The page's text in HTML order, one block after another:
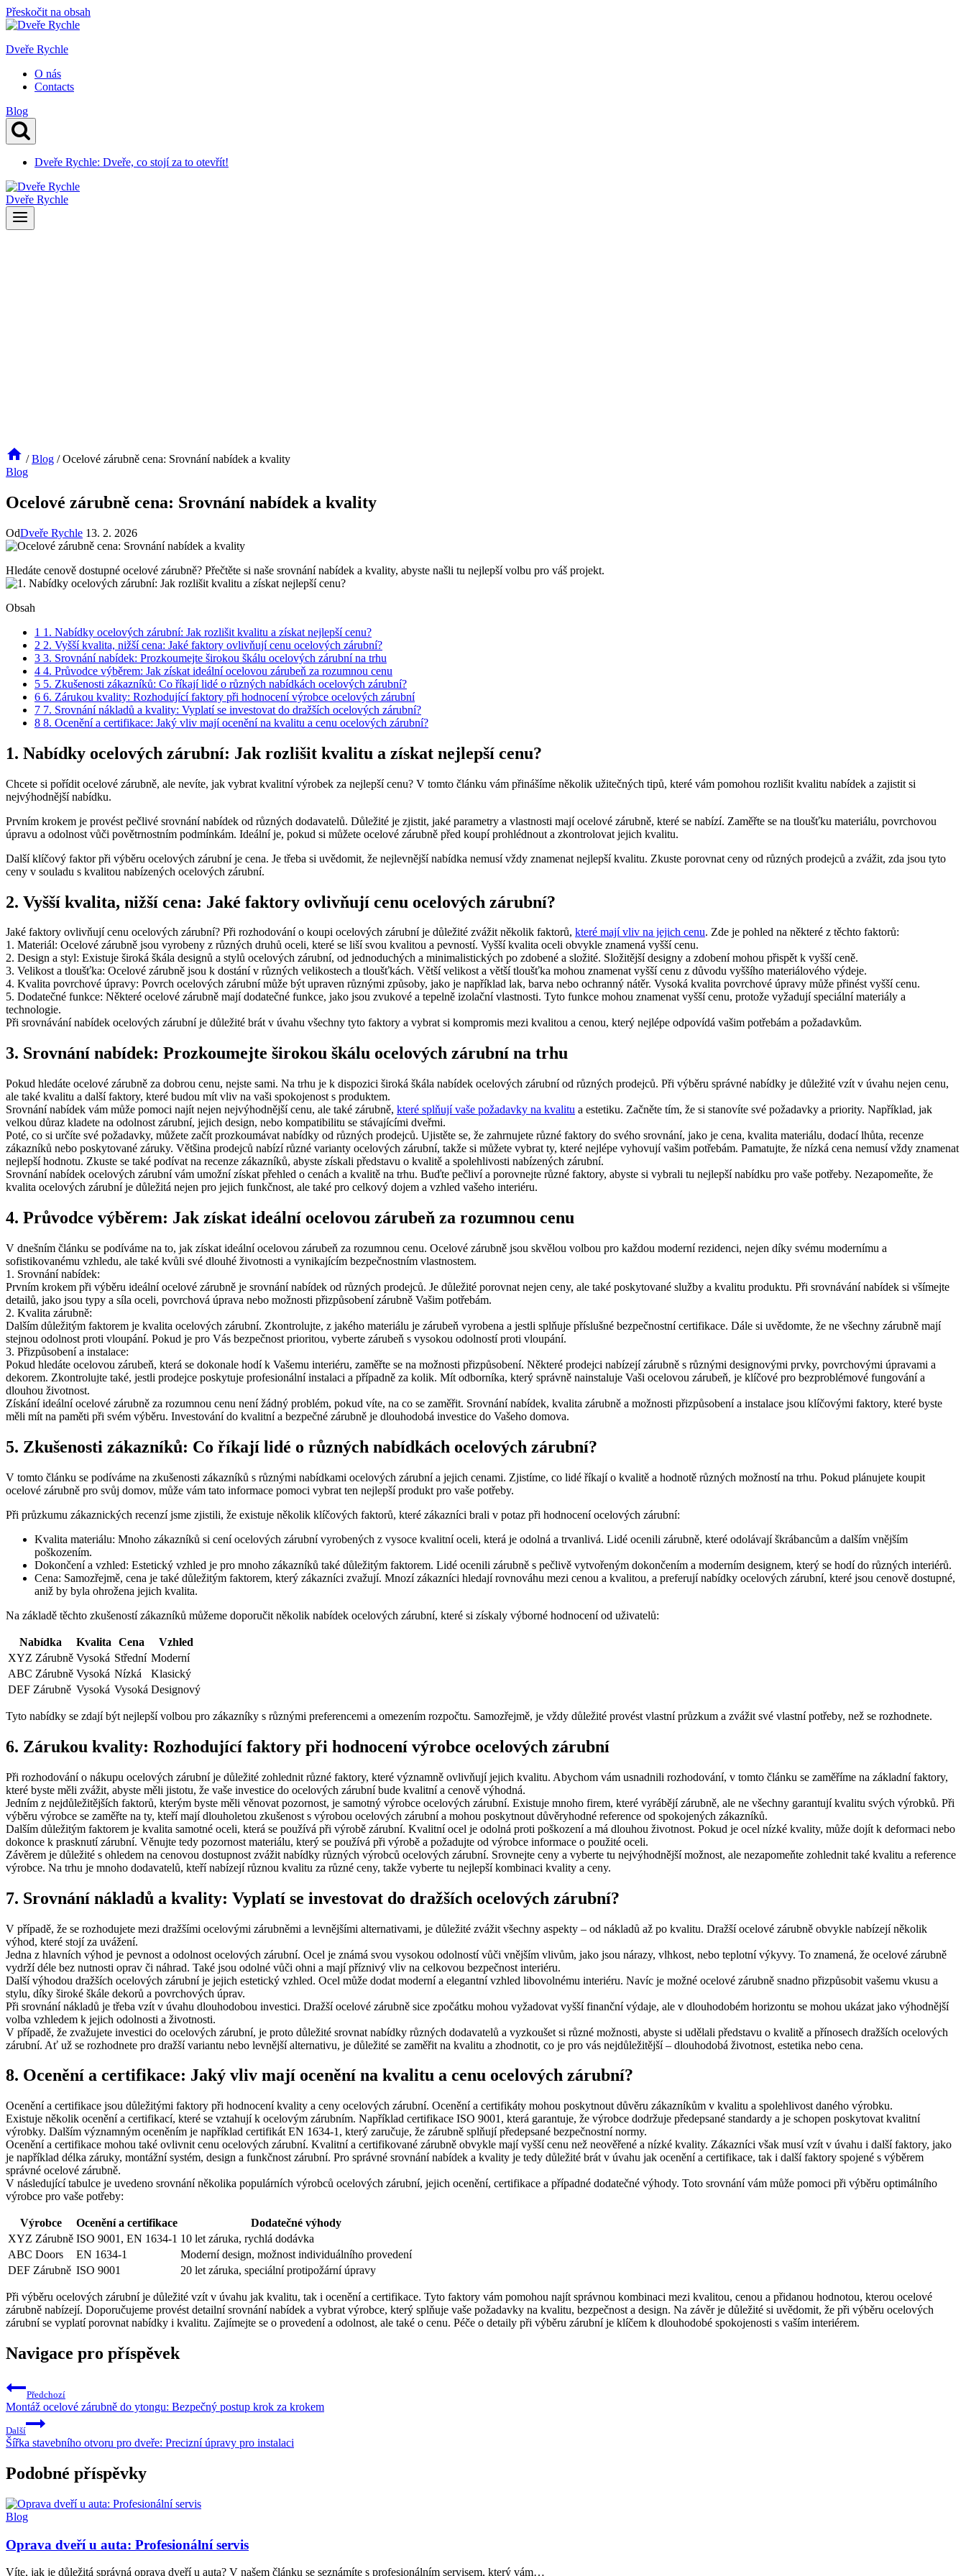
Přeskočit na obsah
Dveře Rychle
O nás
Contacts
Blog
Dveře Rychle: Dveře, co stojí za to otevřít!
Dveře Rychle
/ Blog / Ocelové zárubně cena: Srovnání nabídek a kvality
Blog
Ocelové zárubně cena: Srovnání nabídek a kvality
OdDveře Rychle 13. 2. 2026
Hledáte cenově dostupné ocelové zárubně? Přečtěte si naše srovnání nabídek a kvality, abyste našli tu nejlepší volbu pro váš projekt.
Obsah
1 1. Nabídky ocelových zárubní: Jak rozlišit kvalitu a získat nejlepší cenu?
2 2. Vyšší kvalita, nižší cena: Jaké faktory ovlivňují cenu ocelových zárubní?
3 3. Srovnání nabídek: Prozkoumejte širokou škálu ocelových zárubní na trhu
4 4. Průvodce výběrem: Jak získat ideální ocelovou zárubeň za rozumnou cenu
5 5. Zkušenosti zákazníků: Co říkají lidé o různých nabídkách ocelových zárubní?
6 6. Zárukou kvality: Rozhodující faktory při hodnocení výrobce ocelových zárubní
7 7. Srovnání nákladů a kvality: Vyplatí se investovat do dražších ocelových zárubní?
8 8. Ocenění a certifikace: Jaký vliv mají ocenění na kvalitu a cenu ocelových zárubní?
1. Nabídky ocelových zárubní: Jak rozlišit kvalitu a získat nejlepší cenu?
Chcete si pořídit ocelové zárubně, ale nevíte, jak vybrat kvalitní výrobek za nejlepší cenu? V tomto článku vám přinášíme několik užitečných tipů, které vám pomohou rozlišit kvalitu nabídek a zajistit si
nejvýhodnější nabídku.
Prvním krokem je provést pečlivé srovnání nabídek od různých dodavatelů. Důležité je zjistit, jaké parametry a vlastnosti mají ocelové zárubně, které se nabízí. Zaměřte se na tloušťku materiálu, povrchovou
úpravu a odolnost vůči povětrnostním podmínkám. Ideální je, pokud si můžete ocelové zárubně před koupí prohlédnout a zkontrolovat jejich kvalitu.
Další klíčový faktor při výběru ocelových zárubní je cena. Je třeba si uvědomit, že nejlevnější nabídka nemusí vždy znamenat nejlepší kvalitu. Zkuste porovnat ceny od různých prodejců a zvážit, zda jsou tyto
ceny v souladu s kvalitou nabízených ocelových zárubní.
2. Vyšší kvalita, nižší cena: Jaké faktory ovlivňují cenu ocelových zárubní?
Jaké faktory ovlivňují cenu ocelových zárubní? Při rozhodování o koupi ocelových zárubní je důležité zvážit několik faktorů, které mají vliv na jejich cenu. Zde je pohled na některé z těchto faktorů:
1. Materiál: Ocelové zárubně jsou vyrobeny z různých druhů oceli, které se liší svou kvalitou a pevností. Vyšší kvalita oceli obvykle znamená vyšší cenu.
2. Design a styl: Existuje široká škála designů a stylů ocelových zárubní, od jednoduchých a minimalistických po zdobené a složité. Složitější designy a zdobení mohou přispět k vyšší ceně.
3. Velikost a tloušťka: Ocelové zárubně jsou k dostání v různých velikostech a tloušťkách. Větší velikost a větší tloušťka mohou znamenat vyšší cenu z důvodu vyššího materiálového výdeje.
4. Kvalita povrchové úpravy: Povrch ocelových zárubní může být upraven různými způsoby, jako je například lak, barva nebo ochranný nátěr. Vysoká kvalita povrchové úpravy může přinést vyšší cenu.
5. Dodatečné funkce: Některé ocelové zárubně mají dodatečné funkce, jako jsou zvukové a tepelně izolační vlastnosti. Tyto funkce mohou znamenat vyšší cenu, protože vyžadují speciální materiály a
technologie.
Při srovnávání nabídek ocelových zárubní je důležité brát v úvahu všechny tyto faktory a vybrat si kompromis mezi kvalitou a cenou, který nejlépe odpovídá vašim potřebám a požadavkům.
3. Srovnání nabídek: Prozkoumejte širokou škálu ocelových zárubní na trhu
Pokud hledáte ocelové zárubně za dobrou cenu, nejste sami. Na trhu je k dispozici široká škála nabídek ocelových zárubní od různých prodejců. Při výběru správné nabídky je důležité vzít v úvahu nejen cenu,
ale také kvalitu a další faktory, které budou mít vliv na vaši spokojenost s produktem.
Srovnání nabídek vám může pomoci najít nejen nejvýhodnější cenu, ale také zárubně, které splňují vaše požadavky na kvalitu a estetiku. Začněte tím, že si stanovíte své požadavky a priority. Například, jak
velkou důraz kladete na odolnost zárubní, jejich design, nebo kompatibilitu se stávajícími dveřmi.
Poté, co si určíte své požadavky, můžete začít prozkoumávat nabídky od různých prodejců. Ujistěte se, že zahrnujete různé faktory do svého srovnání, jako je cena, kvalita materiálu, dodací lhůta, recenze
zákazníků nebo poskytované záruky. Většina prodejců nabízí různé varianty ocelových zárubní, takže si můžete vybrat ty, které nejlépe vyhovují vašim potřebám. Pamatujte, že nízká cena nemusí vždy znamenat
nejlepší hodnotu. Zkuste se také podívat na recenze zákazníků, abyste získali představu o kvalitě a spolehlivosti nabízených zárubní.
Srovnání nabídek ocelových zárubní vám umožní získat přehled o cenách a kvalitě na trhu. Buďte pečliví a porovnejte různé faktory, abyste si vybrali tu nejlepší nabídku pro vaše potřeby. Nezapomeňte, že
kvalita ocelových zárubní je důležitá nejen pro jejich funkčnost, ale také pro celkový dojem a vzhled vašeho interiéru.
4. Průvodce výběrem: Jak získat ideální ocelovou zárubeň za rozumnou cenu
V dnešním článku se podíváme na to, jak získat ideální ocelovou zárubeň za rozumnou cenu. Ocelové zárubně jsou skvělou volbou pro každou moderní rezidenci, nejen díky svému modernímu a
sofistikovanému vzhledu, ale také kvůli své dlouhé životnosti a vynikajícím bezpečnostním vlastnostem.
1. Srovnání nabídek:
Prvním krokem při výběru ideální ocelové zárubně je srovnání nabídek od různých prodejců. Je důležité porovnat nejen ceny, ale také poskytované služby a kvalitu produktu. Při srovnávání nabídek si všímejte
detailů, jako jsou typy a síla oceli, povrchová úprava nebo možnosti přizpůsobení zárubně Vašim potřebám.
2. Kvalita zárubně:
Dalším důležitým faktorem je kvalita ocelových zárubní. Zkontrolujte, z jakého materiálu je zárubeň vyrobena a jestli splňuje příslušné bezpečnostní certifikace. Dále si uvědomte, že ne všechny zárubně mají
stejnou odolnost proti vloupání. Pokud je pro Vás bezpečnost prioritou, vyberte zárubeň s vysokou odolností proti vloupání.
3. Přizpůsobení a instalace:
Pokud hledáte ocelovou zárubeň, která se dokonale hodí k Vašemu interiéru, zaměřte se na možnosti přizpůsobení. Některé prodejci nabízejí zárubně s různými designovými prvky, povrchovými úpravami a
dekorem. Zkontrolujte také, jestli prodejce poskytuje profesionální instalaci a případně za kolik. Mít odborníka, který správně nainstaluje Vaši ocelovou zárubeň, je klíčové pro bezproblémové fungování a
dlouhou životnost.
Získání ideální ocelové zárubně za rozumnou cenu není žádný problém, pokud víte, na co se zaměřit. Srovnání nabídek, kvalita zárubně a možnosti přizpůsobení a instalace jsou klíčovými faktory, které byste
měli mít na paměti při svém výběru. Investování do kvalitní a bezpečné zárubně je dlouhodobá investice do Vašeho domova.
5. Zkušenosti zákazníků: Co říkají lidé o různých nabídkách ocelových zárubní?
V tomto článku se podíváme na zkušenosti zákazníků s různými nabídkami ocelových zárubní a jejich cenami. Zjistíme, co lidé říkají o kvalitě a hodnotě různých možností na trhu. Pokud plánujete koupit
ocelové zárubně pro svůj domov, může vám tato informace pomoci vybrat ten nejlepší produkt pro vaše potřeby.
Při průzkumu zákaznických recenzí jsme zjistili, že existuje několik klíčových faktorů, které zákazníci brali v potaz při hodnocení ocelových zárubní:
Kvalita materiálu: Mnoho zákazníků si cení ocelových zárubní vyrobených z vysoce kvalitní oceli, která je odolná a trvanlivá. Lidé ocenili zárubně, které odolávají škrábancům a dalším vnějším
poškozením.
Dokončení a vzhled: Estetický vzhled je pro mnoho zákazníků také důležitým faktorem. Lidé ocenili zárubně s pečlivě vytvořeným dokončením a moderním designem, který se hodí do různých interiérů.
Cena: Samozřejmě, cena je také důležitým faktorem, který zákazníci zvažují. Mnozí zákazníci hledají rovnováhu mezi cenou a kvalitou, a preferují nabídky ocelových zárubní, které jsou cenově dostupné,
aniž by byla ohrožena jejich kvalita.
Na základě těchto zkušeností zákazníků můžeme doporučit několik nabídek ocelových zárubní, které si získaly výborné hodnocení od uživatelů:
Nabídka Kvalita Cena
Vzhled
XYZ Zárubně Vysoká Střední Moderní
ABC Zárubně Vysoká Nízká
Klasický
DEF Zárubně Vysoká Vysoká Designový
Tyto nabídky se zdají být nejlepší volbou pro zákazníky s různými preferencemi a omezením rozpočtu. Samozřejmě, je vždy důležité provést vlastní průzkum a zvážit své vlastní potřeby, než se rozhodnete.
6. Zárukou kvality: Rozhodující faktory při hodnocení výrobce ocelových zárubní
Při rozhodování o nákupu ocelových zárubní je důležité zohlednit různé faktory, které významně ovlivňují jejich kvalitu. Abychom vám usnadnili rozhodování, v tomto článku se zaměříme na základní faktory,
které byste měli zvážit, abyste měli jistotu, že vaše investice do ocelových zárubní bude kvalitní a cenově výhodná.
Jedním z nejdůležitějších faktorů, kterým byste měli věnovat pozornost, je samotný výrobce ocelových zárubní. Existuje mnoho firem, které vyrábějí zárubně, ale ne všechny garantují kvalitu svých výrobků. Při
výběru výrobce se zaměřte na ty, kteří mají dlouholetou zkušenost s výrobou ocelových zárubní a mohou poskytnout důvěryhodné reference od spokojených zákazníků.
Dalším důležitým faktorem je kvalita samotné oceli, která se používá při výrobě zárubní. Kvalitní ocel je odolná proti poškození a má dlouhou životnost. Pokud je ocel nízké kvality, může dojít k deformaci nebo
dokonce k prasknutí zárubní. Věnujte tedy pozornost materiálu, který se používá při výrobě a požadujte od výrobce informace o použité oceli.
Závěrem je důležité s ohledem na cenovou dostupnost zvážit nabídky různých výrobců ocelových zárubní. Srovnejte ceny a vyberte tu nejvýhodnější možnost, ale nezapomeňte zohlednit také kvalitu a reference
výrobce. Na trhu je mnoho dodavatelů, kteří nabízejí různou kvalitu za různé ceny, takže vyberte tu nejlepší kombinaci kvality a ceny.
7. Srovnání nákladů a kvality: Vyplatí se investovat do dražších ocelových zárubní?
V případě, že se rozhodujete mezi dražšími ocelovými zárubněmi a levnějšími alternativami, je důležité zvážit všechny aspekty – od nákladů až po kvalitu. Dražší ocelové zárubně obvykle nabízejí několik
výhod, které stojí za uvážení.
Jedna z hlavních výhod je pevnost a odolnost ocelových zárubní. Ocel je známá svou vysokou odolností vůči vnějším vlivům, jako jsou nárazy, vlhkost, nebo teplotní výkyvy. To znamená, že ocelové zárubně
vydrží déle bez nutnosti oprav či náhrad. Také jsou odolné vůči ohni a mají příznivý vliv na celkovou bezpečnost interiéru.
Další výhodou dražších ocelových zárubní je jejich estetický vzhled. Ocel může dodat moderní a elegantní vzhled libovolnému interiéru. Navíc je možné ocelové zárubně snadno přizpůsobit vašemu vkusu a
stylu, díky široké škále dekorů a povrchových úprav.
Při srovnání nákladů je třeba vzít v úvahu dlouhodobou investici. Dražší ocelové zárubně sice zpočátku mohou vyžadovat vyšší finanční výdaje, ale v dlouhodobém horizontu se mohou ukázat jako výhodnější
volba vzhledem k jejich odolnosti a životnosti.
V případě, že zvažujete investici do ocelových zárubní, je proto důležité srovnat nabídky různých dodavatelů a vyzkoušet si různé možnosti, abyste si udělali představu o kvalitě a přínosech dražších ocelových
zárubní. Ať už se rozhodnete pro dražší variantu nebo levnější alternativu, je důležité se zaměřit na kvalitu a zhodnotit, co je pro vás nejdůležitější – dlouhodobá životnost, estetika nebo cena.
8. Ocenění a certifikace: Jaký vliv mají ocenění na kvalitu a cenu ocelových zárubní?
Ocenění a certifikace jsou důležitými faktory při hodnocení kvality a ceny ocelových zárubní. Ocenění a certifikáty mohou poskytnout důvěru zákazníkům v kvalitu a spolehlivost daného výrobku.
Existuje několik ocenění a certifikací, které se vztahují k ocelovým zárubním. Například certifikace ISO 9001, která garantuje, že výrobce dodržuje předepsané standardy a je schopen poskytovat kvalitní
výrobky. Dalším významným oceněním je například certifikát EN 1634-1, který zaručuje, že zárubně splňují předepsané bezpečnostní normy.
Ocenění a certifikace mohou také ovlivnit cenu ocelových zárubní. Kvalitní a certifikované zárubně obvykle mají vyšší cenu než neověřené a nízké kvality. Zákazníci však musí vzít v úvahu i další faktory, jako
je například délka záruky, montážní systém, design a funkčnost zárubní. Pro správné srovnání nabídek a kvality je tedy důležité brát v úvahu jak ocenění a certifikace, tak i další faktory spojené s výběrem
správné ocelové zárubně.
V následující tabulce je uvedeno srovnání několika populárních výrobců ocelových zárubní, jejich ocenění, certifikace a případné dodatečné výhody. Toto srovnání vám může pomoci při výběru optimálního
výrobce pro vaše potřeby:
Výrobce Ocenění a certifikace
Dodatečné výhody
XYZ Zárubně ISO 9001, EN 1634-1 10 let záruka, rychlá dodávka
ABC Doors
EN 1634-1
Moderní design, možnost individuálního provedení
DEF Zárubně ISO 9001 20 let záruka, speciální protipožární úpravy
Při výběru ocelových zárubní je důležité vzít v úvahu jak kvalitu, tak i ocenění a certifikace. Tyto faktory vám pomohou najít správnou kombinaci mezi kvalitou, cenou a přidanou hodnotou, kterou ocelové
zárubně nabízejí. Doporučujeme provést detailní srovnání nabídek a vybrat výrobce, který splňuje vaše požadavky na kvalitu, bezpečnost a design. Na závěr je důležité si uvědomit, že při výběru ocelových
zárubní se vyplatí porovnat nabídky i kvalitu. Zajímejte se o provedení a odolnost, ale také o cenu. Péče o detaily při výběru zárubní je klíčem k dlouhodobé spokojenosti s vaším interiérem.
Navigace pro příspěvek
Předchozí
Montáž ocelové zárubně do ytongu: Bezpečný postup krok za krokem
Další
Šířka stavebního otvoru pro dveře: Precizní úpravy pro instalaci
Podobné příspěvky
Blog
Oprava dveří u auta: Profesionální servis
Víte, jak je důležitá správná oprava dveří u auta? V našem článku se seznámíte s profesionálním servisem, který vám…